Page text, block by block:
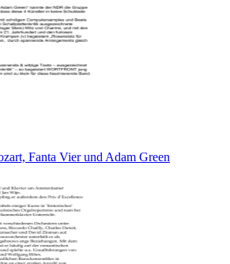
Fanta Vier und Adam Green